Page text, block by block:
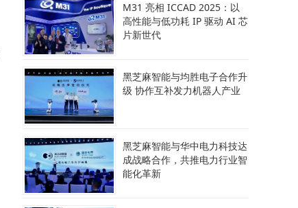
M31 亮相 ICCAD 2025：以
高性能与低功耗 IP 驱动 AI 芯
片新世代
黑芝麻智能与均胜电子合作升
级 协作互补发力机器人产业
黑芝麻智能与华中电力科技达
成战略合作，共推电力行业智
能化革新